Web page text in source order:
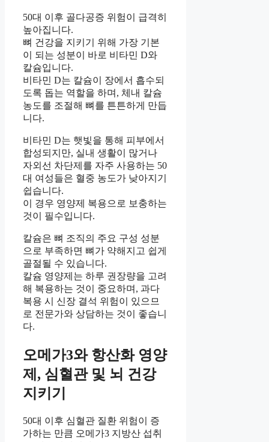
50대 이후 골다공증 위험이 급격히
높아집니다.
뼈 건강을 지키기 위해 가장 기본
이 되는 성분이 바로 비타민 D와
칼슘입니다.
비타민 D는 칼슘이 장에서 흡수되
도록 돕는 역할을 하며, 체내 칼슘
농도를 조절해 뼈를 튼튼하게 만듭
니다.
비타민 D는 햇빛을 통해 피부에서
합성되지만, 실내 생활이 많거나
자외선 차단제를 자주 사용하는 50
대 여성들은 혈중 농도가 낮아지기
쉽습니다.
이 경우 영양제 복용으로 보충하는
것이 필수입니다.
칼슘은 뼈 조직의 주요 구성 성분
으로 부족하면 뼈가 약해지고 쉽게
골절될 수 있습니다.
칼슘 영양제는 하루 권장량을 고려
해 복용하는 것이 중요하며, 과다
복용 시 신장 결석 위험이 있으므
로 전문가와 상담하는 것이 좋습니
다.
오메가3와 항산화 영양
제, 심혈관 및 뇌 건강
지키기
50대 이후 심혈관 질환 위험이 증
가하는 만큼 오메가3 지방산 섭취